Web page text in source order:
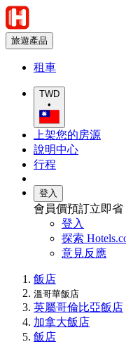
旅遊產品
租車
TWD
•
上架您的房源
說明中心
行程
登入
會員價預訂立即省
登入
探索
意見反應
飯店
溫哥華飯店
英屬哥倫比亞飯店
加拿大飯店
飯店